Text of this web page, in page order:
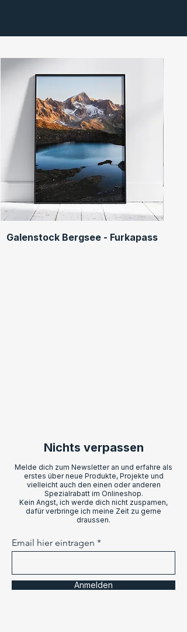
Galenstock Bergsee - Furkapass
Nichts verpassen
Melde dich zum Newsletter an und erfahre als
erstes über neue Produkte, Projekte und
vielleicht auch den einen oder anderen
Spezialrabatt im Onlineshop.
Kein Angst, ich werde dich nicht zuspamen,
dafür verbringe ich meine Zeit zu gerne
draussen.
Email hier eintragen
Anmelden